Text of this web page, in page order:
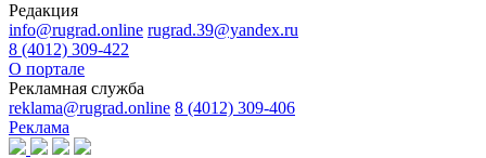
Редакция
info@rugrad.online rugrad.39@yandex.ru
8 (4012) 309-422
О портале
Рекламная служба
reklama@rugrad.online 8 (4012) 309-406
Реклама